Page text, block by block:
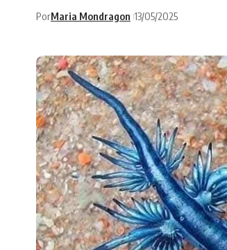
PorMaria Mondragon 13/05/2025